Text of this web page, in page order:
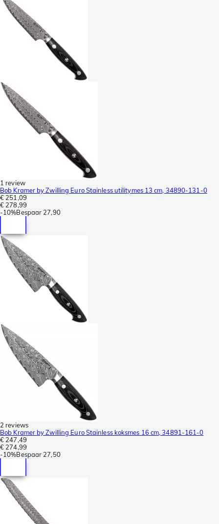
1 review
Bob Kramer by Zwilling Euro Stainless utilitymes 13 cm, 34890-131-0
€ 251,09
€ 278,99
-10%Bespaar 27,90
2 reviews
Bob Kramer by Zwilling Euro Stainless koksmes 16 cm, 34891-161-0
€ 247,49
€ 274,99
-10%Bespaar 27,50